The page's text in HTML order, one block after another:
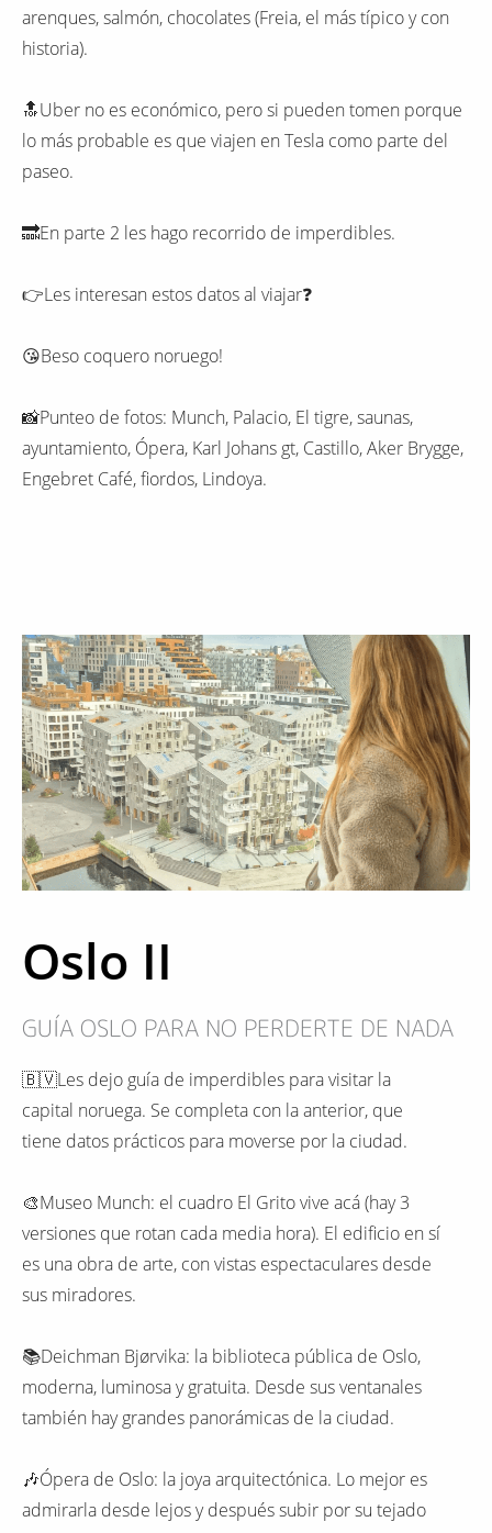
arenques, salmón, chocolates (Freia, el más típico y con
historia).
🔝Uber no es económico, pero si pueden tomen porque
lo más probable es que viajen en Tesla como parte del
paseo.
🔜En parte 2 les hago recorrido de imperdibles.
👉Les interesan estos datos al viajar❓️
😘Beso coquero noruego!
📸Punteo de fotos: Munch, Palacio, El tigre, saunas,
ayuntamiento, Ópera, Karl Johans gt, Castillo, Aker Brygge,
Engebret Café, fiordos, Lindoya.
Oslo II
GUÍA OSLO PARA NO PERDERTE DE NADA
🇧🇻Les dejo guía de imperdibles para visitar la
capital noruega. Se completa con la anterior, que
tiene datos prácticos para moverse por la ciudad.
🎨Museo Munch: el cuadro El Grito vive acá (hay 3
versiones que rotan cada media hora). El edificio en sí
es una obra de arte, con vistas espectaculares desde
sus miradores.
📚Deichman Bjørvika: la biblioteca pública de Oslo,
moderna, luminosa y gratuita. Desde sus ventanales
también hay grandes panorámicas de la ciudad.
🎶Ópera de Oslo: la joya arquitectónica. Lo mejor es
admirarla desde lejos y después subir por su tejado